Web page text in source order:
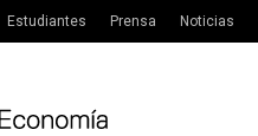
Estudiantes Prensa Noticias